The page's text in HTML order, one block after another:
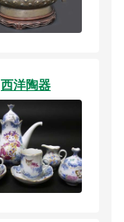
西洋陶器